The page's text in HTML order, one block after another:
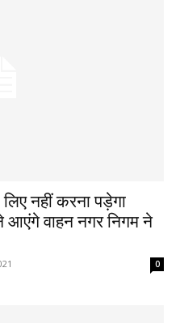
नहीं करना पड़ेगा
वाहन नगर निगम ने
0